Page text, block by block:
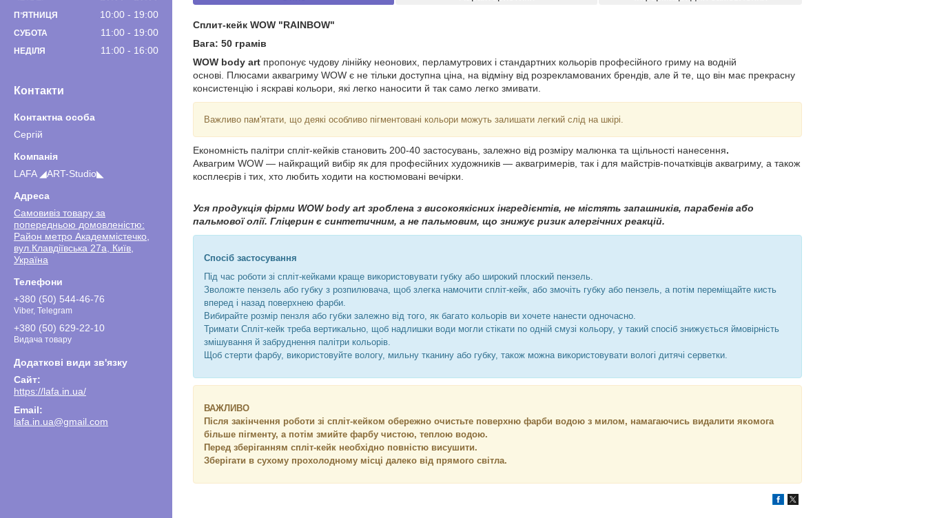
ПʼЯТНИЦЯ 10:00 19:00
СУБОТА 11:00 19:00
НЕДІЛЯ 11:00 16:00
Контакти
Сергiй
LAFA ◢ART-Studio◣
Самовивіз товару за
попередньою домовленістю:
Район метро Академмістечко,
вул.Клавдіївська 27а, Київ,
Україна
+380 (50) 544-46-76
Viber, Telegram
+380 (50) 629-22-10
Видача товару
https://lafa.in.ua/
lafa.in.ua@gmail.com
Сплит-кейк WOW "RAINBOW"
Вага: 50 грамів
WOW body art пропонує чудову лінійку неонових, перламутрових і стандартних кольорів професійного гриму на водній
основі. Плюсами аквагриму WOW є не тільки доступна ціна, на відміну від розрекламованих брендів, але й те, що він має прекрасну
консистенцію і яскраві кольори, які легко наносити й так само легко змивати.
Важливо пам'ятати, що деякі особливо пігментовані кольори можуть залишати легкий слід на шкірі.
Економність палітри спліт-кейків становить 200-40 застосувань, залежно від розміру малюнка та щільності нанесення.
Аквагрим WOW — найкращий вибір як для професійних художників — аквагримерів, так і для майстрів-початківців аквагриму, а також
косплеєрів і тих, хто любить ходити на костюмовані вечірки.
Уся продукція фірми WOW body art зроблена з високоякісних інгредієнтів, не містять запашників, парабенів або
пальмової олії. Гліцерин є синтетичним, а не пальмовим, що знижує ризик алергічних реакцій.
Спосіб застосування
Під час роботи зі спліт-кейками краще використовувати губку або широкий плоский пензель.
Зволожте пензель або губку з розпилювача, щоб злегка намочити спліт-кейк, або змочіть губку або пензель, а потім переміщайте кисть
вперед і назад поверхнею фарби.
Вибирайте розмір пензля або губки залежно від того, як багато кольорів ви хочете нанести одночасно.
Тримати Спліт-кейк треба вертикально, щоб надлишки води могли стікати по одній смузі кольору, у такий спосіб знижується ймовірність
змішування й забруднення палітри кольорів.
Щоб стерти фарбу, використовуйте вологу, мильну тканину або губку, також можна використовувати вологі дитячі серветки.
ВАЖЛИВО
Після закінчення роботи зі спліт-кейком обережно очистьте поверхню фарби водою з милом, намагаючись видалити якомога
більше пігменту, а потім змийте фарбу чистою, теплою водою.
Перед зберіганням спліт-кейк необхідно повністю висушити.
Зберігати в сухому прохолодному місці далеко від прямого світла.